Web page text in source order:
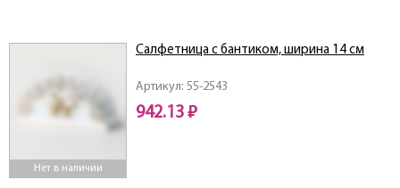
Нет в наличии
Артикул: 55-2543
Салфетница с бантиком, ширина 14 см
942.13 ₽